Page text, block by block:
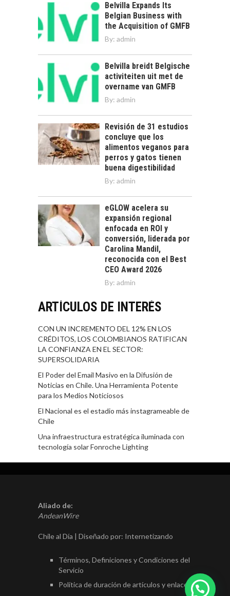
Belvilla Expands Its
Belgian Business with
the Acquisition of GMFB
By: admin
Belvilla breidt Belgische
activiteiten uit met de
overname van GMFB
By: admin
Revisión de 31 estudios
concluye que los
alimentos veganos para
perros y gatos tienen
buena digestibilidad
By: admin
eGLOW acelera su
expansión regional
enfocada en ROI y
conversión, liderada por
Carolina Mandil,
reconocida con el Best
CEO Award 2026
By: admin
ARTÍCULOS DE INTERÉS
CON UN INCREMENTO DEL 12% EN LOS
CRÉDITOS, LOS COLOMBIANOS RATIFICAN
LA CONFIANZA EN EL SECTOR:
SUPERSOLIDARIA
El Poder del Email Masivo en la Difusión de
Noticias en Chile. Una Herramienta Potente
para los Medios Noticiosos
El Nacional es el estadio más instagrameable de
Chile
Una infraestructura estratégica iluminada con
tecnología solar Fonroche Lighting
Aliado de:
AndeanWire
Chile al Día | Diseñado por: Internetizando
Términos, Definiciones y Condiciones del
Servicio
Política de duración de artículos y enlaces